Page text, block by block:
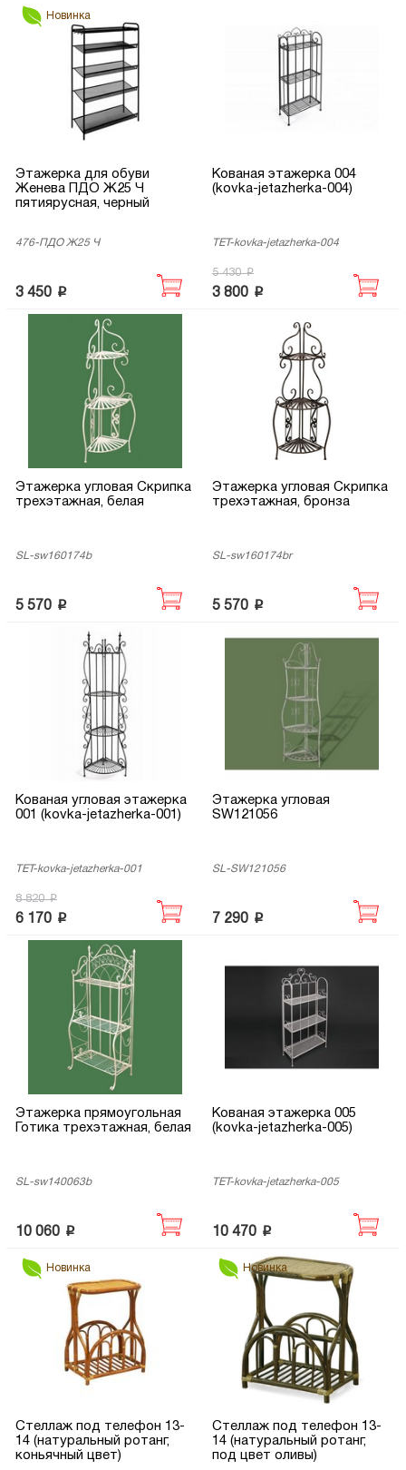
Новинка
Этажерка для обуви
Женева ПДО Ж25 Ч
пятиярусная, черный
476-ПДО Ж25 Ч
3 450 p
Кованая этажерка 004
(kovka-jetazherka-004)
TET-kovka-jetazherka-004
3 800 p
5 430 p
Этажерка угловая Скрипка
трехэтажная, белая
SL-sw160174b
5 570 p
Этажерка угловая Скрипка
трехэтажная, бронза
SL-sw160174br
5 570 p
Кованая угловая этажерка
001 (kovka-jetazherka-001)
TET-kovka-jetazherka-001
6 170 p
8 820 p
Этажерка угловая
SW121056
SL-SW121056
7 290 p
Этажерка прямоугольная
Готика трехэтажная, белая
SL-sw140063b
10 060 p
Кованая этажерка 005
(kovka-jetazherka-005)
TET-kovka-jetazherka-005
10 470 p
Новинка
Стеллаж под телефон 13-
14 (натуральный ротанг,
коньячный цвет)
Новинка
Стеллаж под телефон 13-
14 (натуральный ротанг,
под цвет оливы)